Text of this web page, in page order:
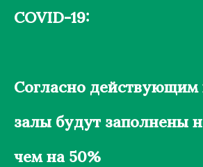
COVID-19:
Согласно действующим
залы будут заполнены
чем на 50%